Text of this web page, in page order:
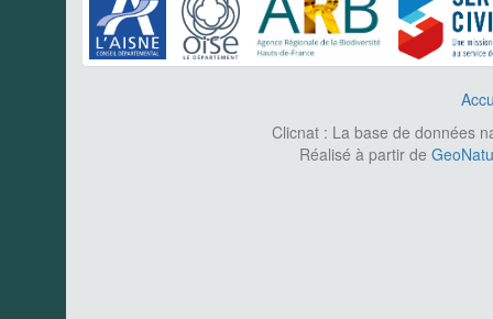
Clicnat : La base de données
Réalisé à partir de